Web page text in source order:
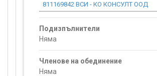
811169842 ВСИ - КО КОНСУЛТ ООД
Подизпълнители
Няма
Членове на обединение
Няма